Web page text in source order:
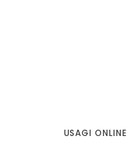
USAGI ONLINE